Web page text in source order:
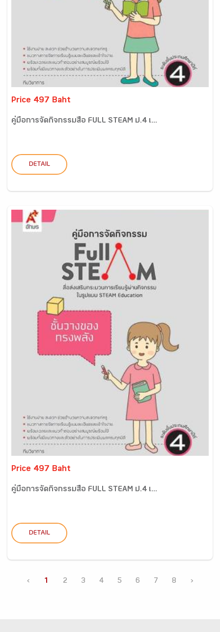
Price 497 Baht
คู่มือการจัดกิจกรรมสื่อ FULL STEAM ป.4 เ...
DETAIL
Price 497 Baht
คู่มือการจัดกิจกรรมสื่อ FULL STEAM ป.4 เ...
DETAIL
‹ 1 2 3 4 5 6 7 8 ›